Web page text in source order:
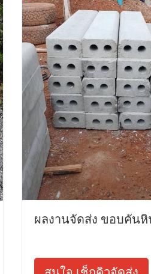
ผลงานจัดส่ง ขอบคัน